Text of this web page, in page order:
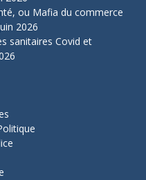
ou Mafia du commerce
2026
sanitaires Covid et